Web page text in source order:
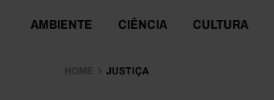
Themes Menu
AMBIENTE CIÊNCIA CULTURA
HOME JUSTIÇA